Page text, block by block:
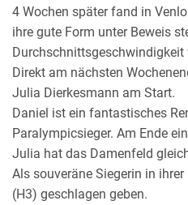
4 Wochen später fand in
ihre gute Form unter Beweis
Direkt am nächsten
Julia Dierkesmann am Start.
Daniel ist ein fantastisches
Paralympicsieger. Am Ende
Julia hat das Damenfeld
Als souveräne Siegerin in
(H3) geschlagen geben.